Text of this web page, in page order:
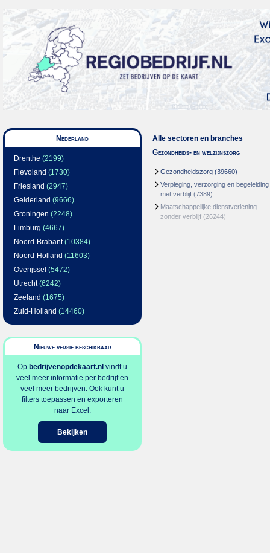
Nederland
Drenthe (2199)
Flevoland (1730)
Friesland (2947)
Gelderland (9666)
Groningen (2248)
Limburg (4667)
Noord-Brabant(10384)
Noord-Holland (11603)
Overijssel (5472)
Utrecht(6242)
Zeeland (1675)
Zuid-Holland (14460)
Nieuwe versie beschikbaar
Op bedrijvenopdekaart.nl vindt u
veel meer informatie per bedrijf en
veel meer bedrijven. Ook kunt u
filters toepassen en exporteren
naar Excel.
Bekijken
Alle sectoren en branches
Gezondheids- en welzijnszorg
Gezondheidszorg (39660)
Verpleging, verzorging en begeleiding
met verblijf (7389)
Maatschappelijke dienstverlening
zonder verblijf (26244)